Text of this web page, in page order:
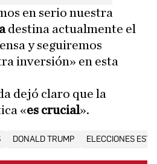
en serio nuestra
destina actualmente el
y seguiremos
inversión» en esta
dejó claro que la
«es crucial».
DONALD TRUMP ELECCIONES